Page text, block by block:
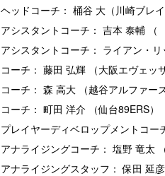
ヘッドコーチ： 桶谷 大（川崎ブレイ
アシスタントコーチ： 吉本 泰輔
アシスタントコーチ： ライアン・リ
コーチ： 藤田 弘輝 （大阪エヴェッサ
コーチ： 森 高大 （越谷アルファーズ
コーチ： 町田 洋介 （仙台89ERS）
プレイヤーディベロップメントコー
アナライジングコーチ： 塩野 竜太
アナライジングスタッフ： 保田 延